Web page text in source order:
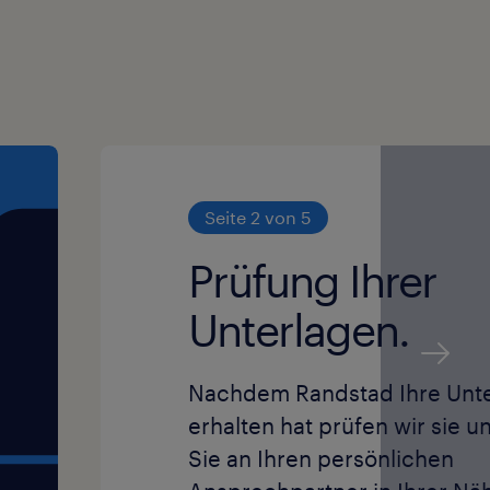
Seite 2 von 5
Prüfung Ihrer
Unterlagen.
Nachdem Randstad Ihre
erhalten hat prüfen wir sie
Sie an Ihren persönlichen